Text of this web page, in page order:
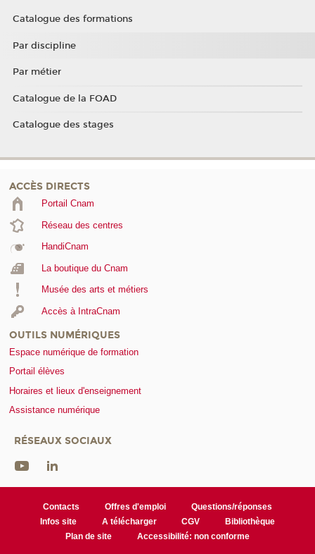
Catalogue des formations
Par discipline
Par métier
Catalogue de la FOAD
Catalogue des stages
ACCÈS DIRECTS
Portail Cnam
Réseau des centres
HandiCnam
La boutique du Cnam
Musée des arts et métiers
Accès à IntraCnam
OUTILS NUMÉRIQUES
Espace numérique de formation
Portail élèves
Horaires et lieux d'enseignement
Assistance numérique
RÉSEAUX SOCIAUX
Contacts Offres d'emploi
Questions/réponses
Infos site
A télécharger CGV
Bibliothèque
Plan de site
Accessibilité: non conforme